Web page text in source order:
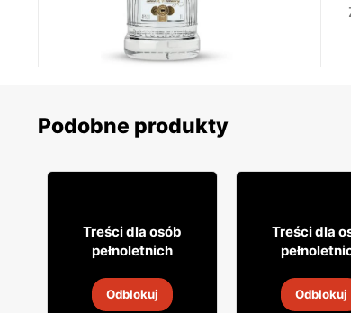
Podobne produkty
37
-15 sie 2026
Treści dla osób
pełnoletnich
Odblokuj
39 99
-6 sie 2026
Treści dla
Odblokuj